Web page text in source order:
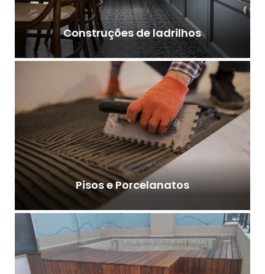
Construções de ladrilhos
Pisos e Porcelanatos